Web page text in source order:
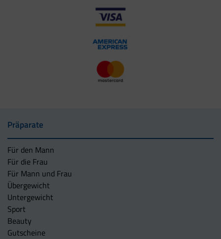
Präparate
Für den Mann
Für die Frau
Für Mann und Frau
Übergewicht
Untergewicht
Sport
Beauty
Gutscheine